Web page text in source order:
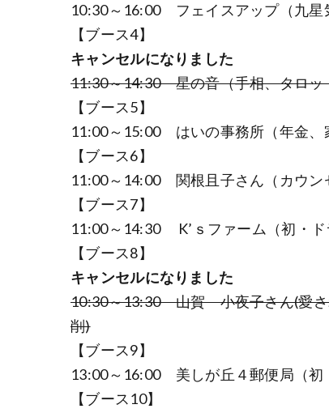
10:30～16:00 フェイスアップ（九星
【ブース4】
キャンセルになりました
11:30～14:30 星の音（手相、タロッ
【ブース5】
11:00～15:00 はいの事務所（年金、
【ブース6】
11:00～14:00 関根且子さん（カウン
【ブース7】
11:00～14:30 K’ｓファーム（初・ド
【ブース8】
キャンセルになりました
10:30～13:30 山賀 小夜子さん(愛さ
削)
【ブース9】
13:00～16:00 美しが丘４郵便局（初
【ブース10】